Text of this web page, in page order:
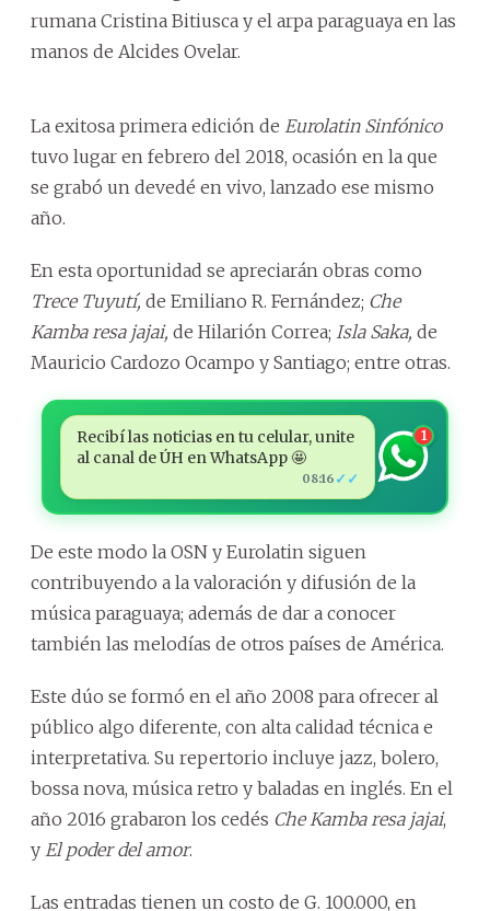
rumana Cristina Bitiusca y el arpa paraguaya en las
manos de Alcides Ovelar.
La exitosa primera edición de Eurolatin Sinfónico
tuvo lugar en febrero del 2018, ocasión en la que
se grabó un devedé en vivo, lanzado ese mismo
año.
En esta oportunidad se apreciarán obras como
Trece Tuyutí, de Emiliano R. Fernández; Che
Kamba resa jajai, de Hilarión Correa; Isla Saka, de
Mauricio Cardozo Ocampo y Santiago; entre otras.
Recibí las noticias en tu celular, unite
al canal de ÚH en WhatsApp 🤩
08:16 ✓✓
1
De este modo la OSN y Eurolatin siguen
contribuyendo a la valoración y difusión de la
música paraguaya; además de dar a conocer
también las melodías de otros países de América.
Este dúo se formó en el año 2008 para ofrecer al
público algo diferente, con alta calidad técnica e
interpretativa. Su repertorio incluye jazz, bolero,
bossa nova, música retro y baladas en inglés. En el
año 2016 grabaron los cedés Che Kamba resa jajai,
y El poder del amor.
Las entradas tienen un costo de G. 100.000, en